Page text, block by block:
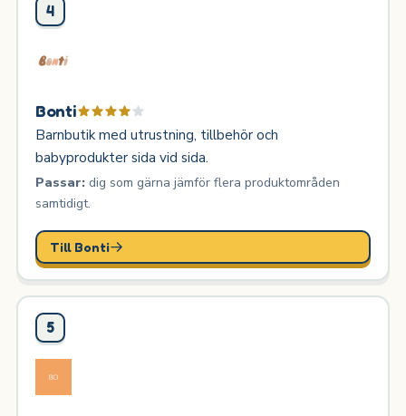
4
Bonti
Barnbutik med utrustning, tillbehör och
babyprodukter sida vid sida.
Passar:dig som gärna jämför flera produktområden
samtidigt.
Till Bonti
5